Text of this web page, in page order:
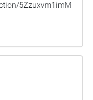
5Zzuxvm1imM